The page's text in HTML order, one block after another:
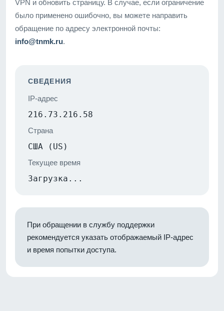
VPN и обновить страницу. В случае, если ограничение
было применено ошибочно, вы можете направить
обращение по адресу электронной почты:
info@tnmk.ru.
СВЕДЕНИЯ
IP-адрес
216.73.216.58
Страна
США (US)
Текущее время
Загрузка...
При обращении в службу поддержки
рекомендуется указать отображаемый IP-адрес
и время попытки доступа.